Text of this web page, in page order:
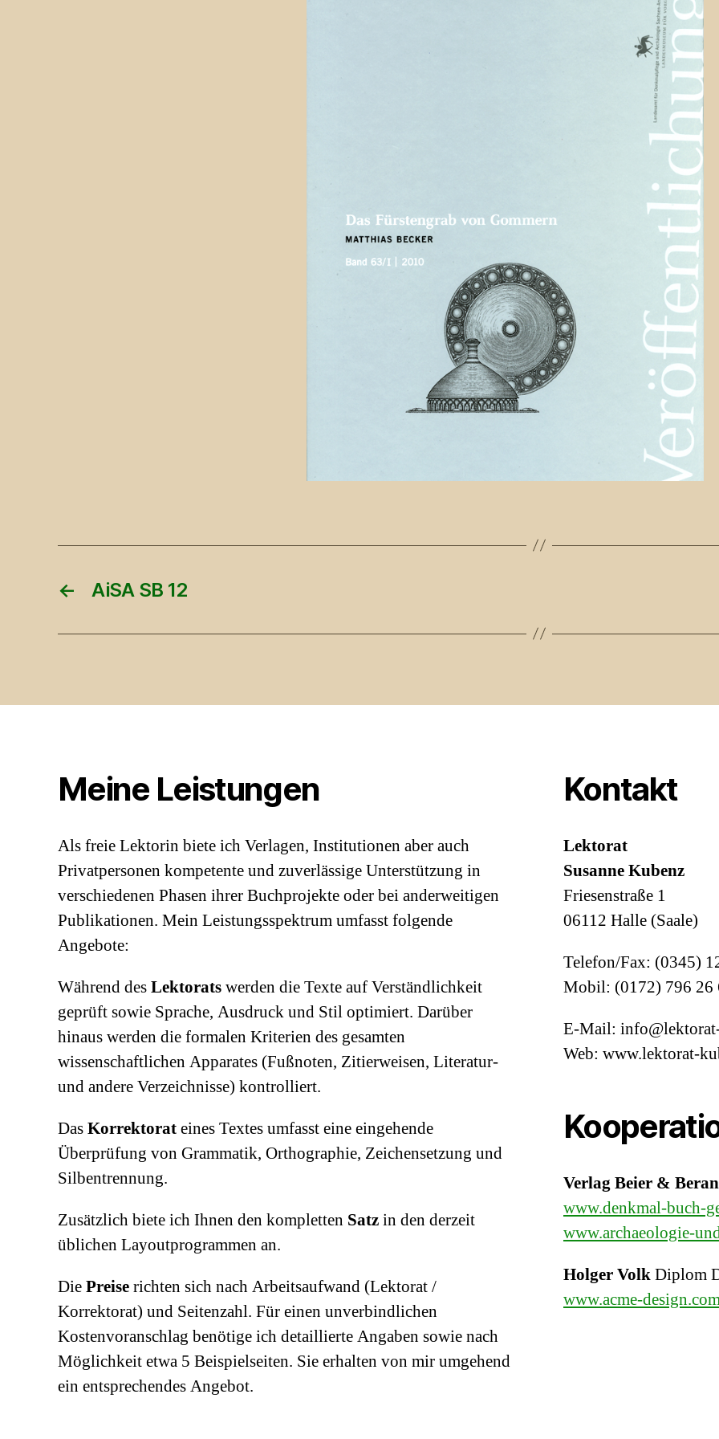
← AiSA SB 12
Meine Leistungen
Als freie Lektorin biete ich Verlagen, Institutionen aber auch
Privatpersonen kompetente und zuverlässige Unterstützung in
verschiedenen Phasen ihrer Buchprojekte oder bei anderweitigen
Publikationen. Mein Leistungsspektrum umfasst folgende
Angebote:
Während desLektoratswerden die Texte auf Verständlichkeit
geprüft sowie Sprache, Ausdruck und Stil optimiert. Darüber
hinaus werden die formalen Kriterien des gesamten
wissenschaftlichen Apparates (Fußnoten, Zitierweisen, Literatur-
und andere Verzeichnisse) kontrolliert.
DasKorrektorateines Textes umfasst eine eingehende
Überprüfung von Grammatik, Orthographie, Zeichensetzung und
Silbentrennung.
Zusätzlich biete ich Ihnen den kompletten Satzin den derzeit
üblichen Layoutprogrammen an.
DiePreiserichten sich nach Arbeitsaufwand (Lektorat /
Korrektorat) und Seitenzahl. Für einen unverbindlichen
Kostenvoranschlag benötige ich detaillierte Angaben sowie nach
Möglichkeit etwa 5 Beispielseiten. Sie erhalten von mir umgehend
ein entsprechendes Angebot.
Kontakt
Lektorat
Susanne Kubenz
Friesenstraße 1
06112 Halle (Saale)
Telefon/Fax: (0345)
Mobil: (0172) 796 26
E-Mail:
Web: www.lektorat-
Verlag Beier & Beran
www.denkmal-buch-
www.archaeologie-
Holger VolkDiplom
www.acme-